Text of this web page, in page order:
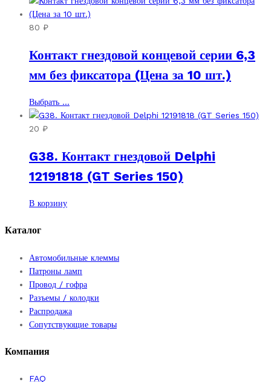
80 ₽
Контакт гнездовой концевой серии 6,3
мм без фиксатора (Цена за 10 шт.)
Выбрать ...
товар
вариаций.
можно
20 ₽
G38. Контакт гнездовой Delphi
12191818 (GT Series 150)
В корзину
Каталог
Автомобильные клеммы
Патроны ламп
Провод / гофра
Разъемы / колодки
Распродажа
Сопутствующие товары
Компания
FAQ